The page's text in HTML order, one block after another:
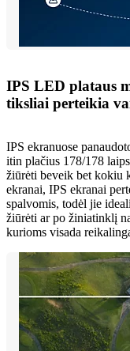
IPS LED plataus
tiksliai perteikia
IPS ekranuose
itin plačius 178/178
žiūrėti beveik bet kokiu
ekranai, IPS ekranai
spalvomis, todėl jie
žiūrėti ar po žiniatinklį
kurioms visada